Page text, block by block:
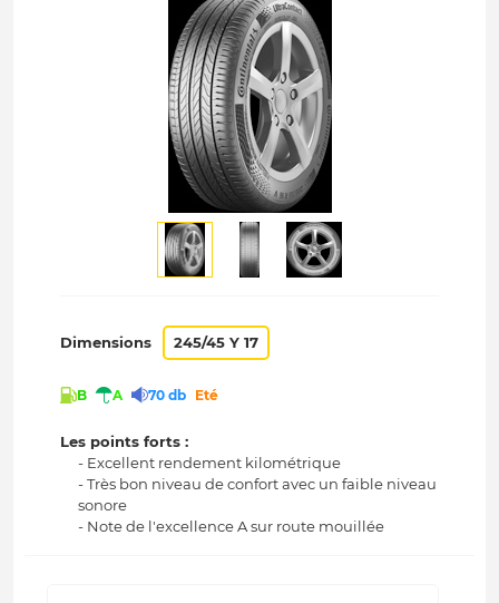
Dimensions 245/45 Y 17
B A 70 db Eté
Les points forts :
- Excellent rendement kilométrique
- Très bon niveau de confort avec un faible niveau
sonore
- Note de l'excellence A sur route mouillée